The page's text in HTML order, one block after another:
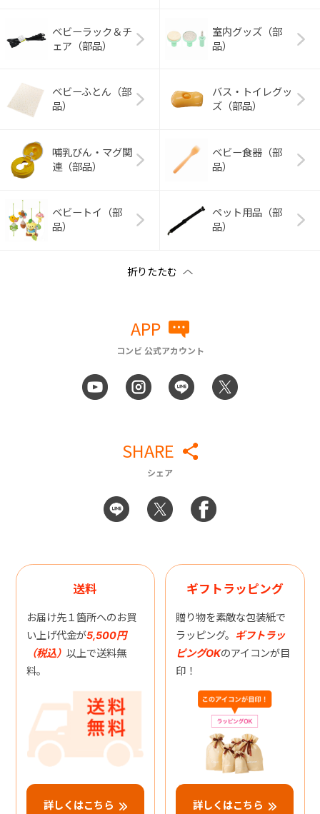
ベビーラック＆チ
ェア（部品）
室内グッズ（部
品）
ベビーふとん（部
品）
バス・トイレグッ
ズ（部品）
哺乳びん・マグ関
連（部品）
ベビー食器（部
品）
ベビートイ（部
品）
ペット用品（部
品）
APP
コンビ 公式アカウント
SHARE
シェア
送料
お届け先１箇所へのお買
い上げ代金が5,500円
（税込） 以上で送料無
料。
詳しくはこちら
ギフトラッピング
贈り物を素敵な包装紙で
ラッピング。 ギフトラッ
ピングOKのアイコンが目
印！
詳しくはこちら